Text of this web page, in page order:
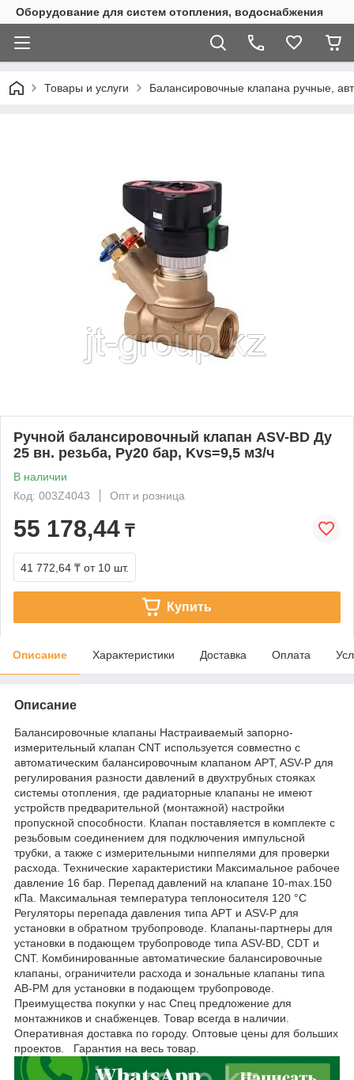
Оборудование для систем отопления, водоснабжения
Товары и услуги Балансировочные клапана ручные,
Ручной балансировочный клапан ASV-BD Ду
25 вн. резьба, Ру20 бар, Kvs=9,5 м3/ч
В наличии
Код: 003Z4043
Опт и розница
55 178,44 ₸
41 772,64 ₸ от 10 шт.
Купить
Описание Характеристики Доставка Оплата
Описание
Балансировочные клапаны Настраиваемый запорно-
измерительный клапан CNT используется совместно с
автоматическим балансировочным клапаном APT, ASV-P для
регулирования разности давлений в двухтрубных стояках
системы отопления, где радиаторные клапаны не имеют
устройств предварительной (монтажной) настройки
пропускной способности. Клапан поставляется в комплекте с
резьбовым соединением для подключения импульсной
трубки, а также с измерительными ниппелями для проверки
расхода. Технические характеристики Максимальное рабочее
давление 16 бар. Перепад давлений на клапане 10-max.150
кПа. Максимальная температура теплоносителя 120 °С
Регуляторы перепада давления типа APT и ASV-P для
установки в обратном трубопроводе. Клапаны-партнеры для
установки в подающем трубопроводе типа ASV-BD, CDT и
CNT. Комбинированные автоматические балансировочные
клапаны, ограничители расхода и зональные клапаны типа
AB-PM для установки в подающем трубопроводе.
Преимущества покупки у нас Спец предложение для
монтажников и снабженцев. Товар всегда в наличии.
Оперативная доставка по городу. Оптовые цены для больших
проектов. Гарантия на весь товар.